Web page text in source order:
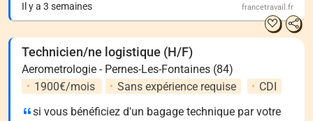
Il y a 3 semaines francetravail.fr
Technicien/ne logistique (H/F)
Aerometrologie - Pernes-Les-Fontaines (84)
1900€/mois
Sans expérience requise
CDI
si vous bénéficiez d'un bagage technique par votre